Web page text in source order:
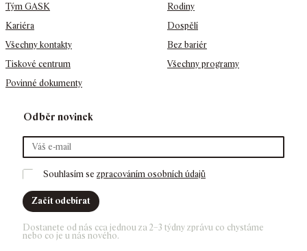
Tým GASK
Kariéra
Všechny kontakty
Tiskové centrum
Povinné dokumenty
Rodiny
Dospělí
Bez bariér
Všechny programy
Odběr novinek
Souhlasím se zpracováním osobních údajů
Začít odebírat
Dostanete od nás cca jednou za 2–3 týdny zprávu co chystáme
nebo co je u nás nového.